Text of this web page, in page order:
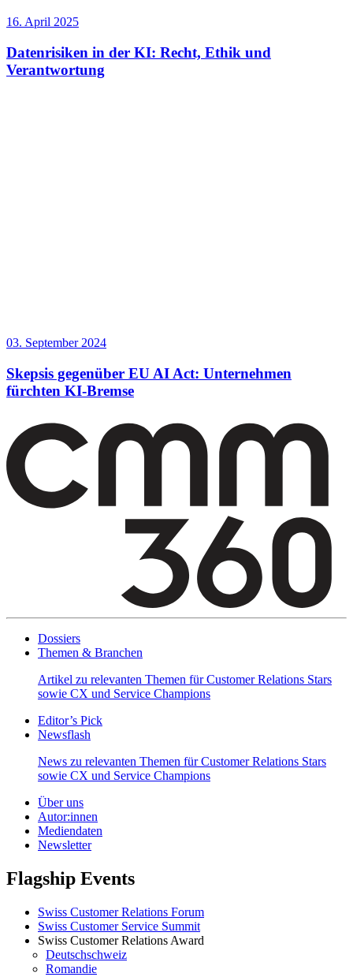
16. April 2025
Datenrisiken in der KI: Recht, Ethik und
Verantwortung
03. September 2024
Skepsis gegenüber EU AI Act: Unternehmen
fürchten KI-Bremse
Dossiers
Themen & Branchen
Artikel zu relevanten Themen für Customer Relations Stars
sowie CX und Service Champions
Editor’s Pick
Newsflash
News zu relevanten Themen für Customer Relations Stars
sowie CX und Service Champions
Über uns
Autor:innen
Mediendaten
Newsletter
Flagship Events
Swiss Customer Relations Forum
Swiss Customer Service Summit
Swiss Customer Relations Award
Deutschschweiz
Romandie